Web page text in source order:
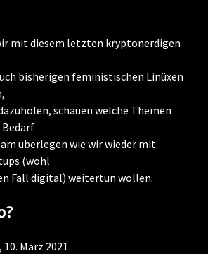
mit diesem letzten kryptonerdigen
bisherigen feministischen Linüxen
schauen welche Themen
überlegen wie wir wieder mit
(wohl
Fall digital) weitertun wollen.
März 2021